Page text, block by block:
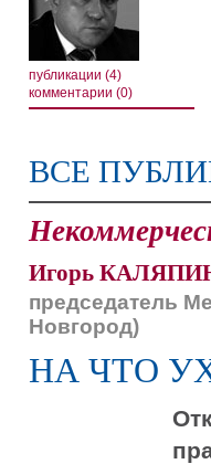
публикации (4)
комментарии (0)
ВСЕ
Игорь
председатель
Новгород)
НА ЧТО